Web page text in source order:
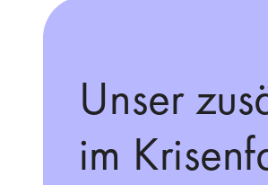
Unser
im